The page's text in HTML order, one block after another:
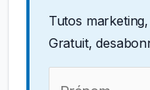
Tutos
Gratuit,